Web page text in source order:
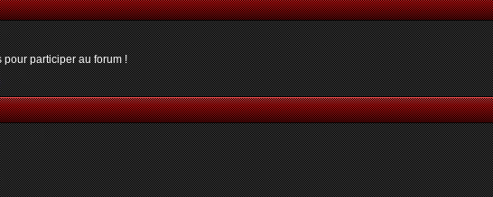
pour participer au forum !